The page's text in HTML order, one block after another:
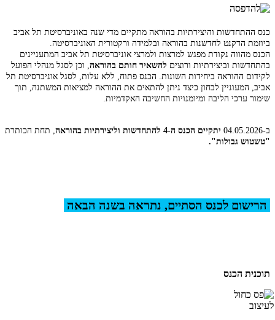
כנס ההתחדשות והיצירתיות בהוראה מתקיים מדי שנה באוניברסיטת תל אביב
ביוזמת הדקנט לחדשנות בהוראה ובלמידה ורקטורית האוניברסיטה.
הכנס מהווה נקודת מפגש למרצות ולמרצי אוניברסיטת תל אביב המתעניינים
בהתחדשות וביצירתיות ורוצים להשאיר חותם בהוראה , וכן לסגל מנהלי הפועל
לקידום ההוראה ביחידות השונות. הכנס פתוח, ללא עלות, לסגל אוניברסיטת תל
אביב, המעוניין לבחון כיצד ניתן להתאים את ההוראה למציאות המשתנה, תוך
שימור ערכי הליבה ומיומנויות החשיבה האקדמיות.
ב-04.05.2026 יתקיים הכנס ה-4 להתחדשות וליצירתיות בהוראה
, תחת הכותרת
"טשטוש גבולות".
הרישום לכנס הסתיים, נתראה בשנה הבאה
תוכנית הכנס